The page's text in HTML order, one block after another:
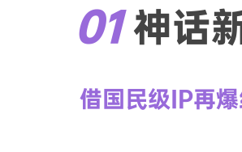
01 神话
借国民级IP再